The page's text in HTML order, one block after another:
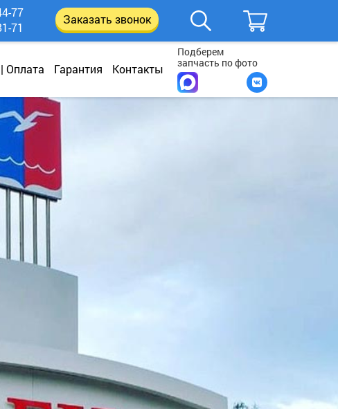
Оплата Гарантия Контакты
Подберем
запчасть по фото
77
71
Заказать звонок